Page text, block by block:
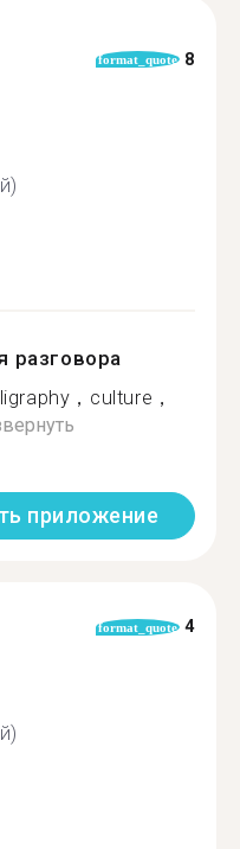
format_quote 8
，culture，
приложение
format_quote 4